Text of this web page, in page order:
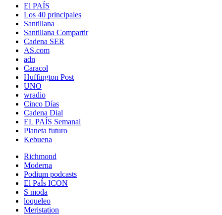
El PAÍS
Los 40 principales
Santillana
Santillana Compartir
Cadena SER
AS.com
adn
Caracol
Huffington Post
UNO
wradio
Cinco Días
Cadena Dial
EL PAÍS Semanal
Planeta futuro
Kebuena
Richmond
Moderna
Podium podcasts
El PaÍs ICON
S moda
loqueleo
Meristation